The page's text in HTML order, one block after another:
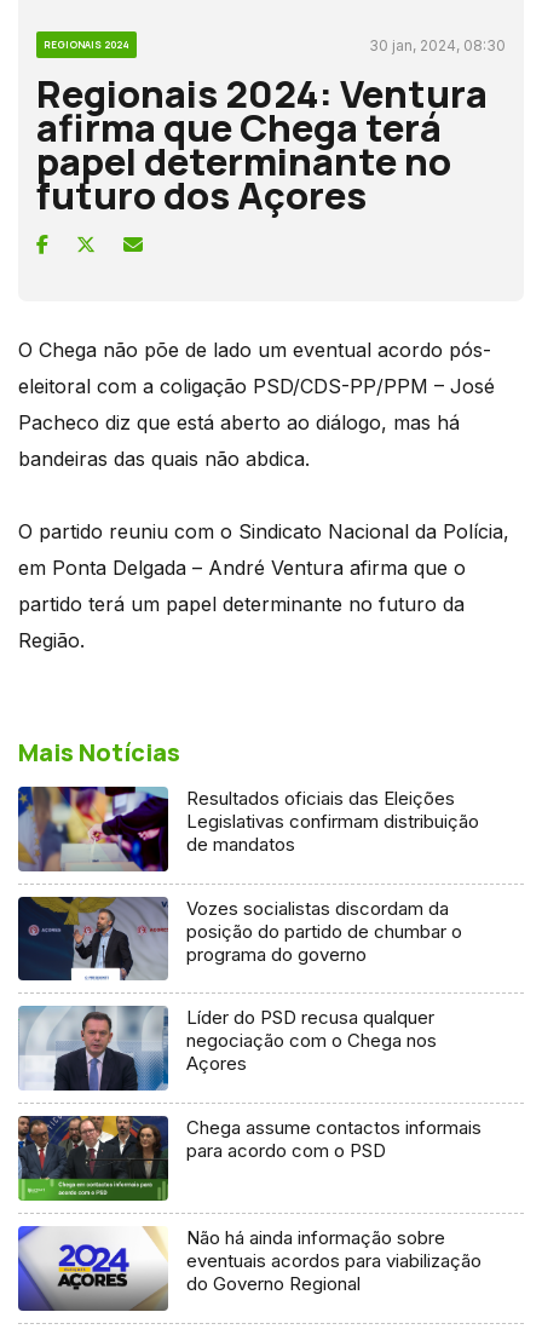
REGIONAIS 2024 30 jan, 2024, 08:30
Regionais 2024: Ventura
afirma que Chega terá
papel determinante no
futuro dos Açores
O Chega não põe de lado um eventual acordo pós-
eleitoral com a coligação PSD/CDS-PP/PPM – José
Pacheco diz que está aberto ao diálogo, mas há
bandeiras das quais não abdica.
O partido reuniu com o Sindicato Nacional da Polícia,
em Ponta Delgada – André Ventura afirma que o
partido terá um papel determinante no futuro da
Região.
Mais Notícias
Resultados oficiais das Eleições
Legislativas confirmam distribuição
de mandatos
Vozes socialistas discordam da
posição do partido de chumbar o
programa do governo
Líder do PSD recusa qualquer
negociação com o Chega nos
Açores
Chega assume contactos informais
para acordo com o PSD
Não há ainda informação sobre
eventuais acordos para viabilização
do Governo Regional